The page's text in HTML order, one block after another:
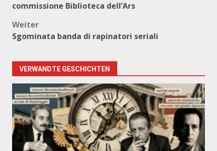
commissione Biblioteca dell’Ars
Weiter
Sgominata banda di rapinatori seriali
VERWANDTE GESCHICHTEN